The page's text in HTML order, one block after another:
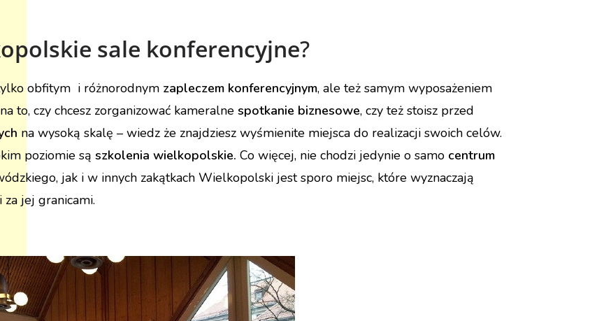
sale konferencyjne?
obfitym i różnorodnym zapleczem konferencyjnym, ale też samym wyposażeniem
to, czy chcesz zorganizować kameralne spotkanie biznesowe, czy też stoisz przed
na wysoką skalę – wiedz że znajdziesz wyśmienite miejsca do realizacji swoich celów.
poziomie są szkolenia wielkopolskie. Co więcej, nie chodzi jedynie o samo centrum
jak i w innych zakątkach Wielkopolski jest sporo miejsc, które wyznaczają
jej granicami.